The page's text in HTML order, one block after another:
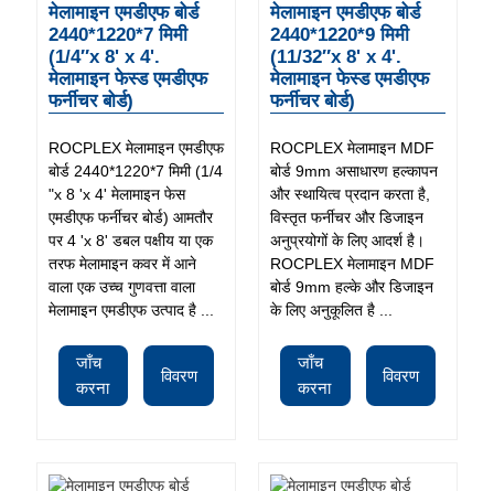
मेलामाइन एमडीएफ बोर्ड
2440*1220*7 मिमी
(1/4″x 8' x 4'.
मेलामाइन फेस्ड एमडीएफ
फर्नीचर बोर्ड)
ROCPLEX मेलामाइन एमडीएफ
बोर्ड 2440*1220*7 मिमी (1/4
"x 8 'x 4' मेलामाइन फेस
एमडीएफ फर्नीचर बोर्ड) आमतौर
पर 4 'x 8' डबल पक्षीय या एक
तरफ मेलामाइन कवर में आने
वाला एक उच्च गुणवत्ता वाला
मेलामाइन एमडीएफ उत्पाद है ...
जाँच
करना
विवरण
मेलामाइन एमडीएफ बोर्ड
2440*1220*9 मिमी
(11/32″x 8' x 4'.
मेलामाइन फेस्ड एमडीएफ
फर्नीचर बोर्ड)
ROCPLEX मेलामाइन MDF
बोर्ड 9mm असाधारण हल्कापन
और स्थायित्व प्रदान करता है,
विस्तृत फर्नीचर और डिजाइन
अनुप्रयोगों के लिए आदर्श है।
ROCPLEX मेलामाइन MDF
बोर्ड 9mm हल्के और डिजाइन
के लिए अनुकूलित है ...
जाँच
करना
विवरण